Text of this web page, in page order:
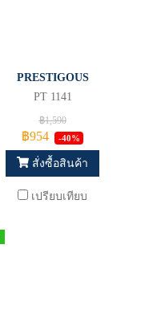
PRESTIGOUS
PT 1141
฿1,590
฿954 -40%
สั่งซื้อสินค้า
เปรียบเทียบ